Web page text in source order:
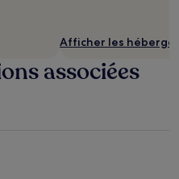
Afficher les
associées